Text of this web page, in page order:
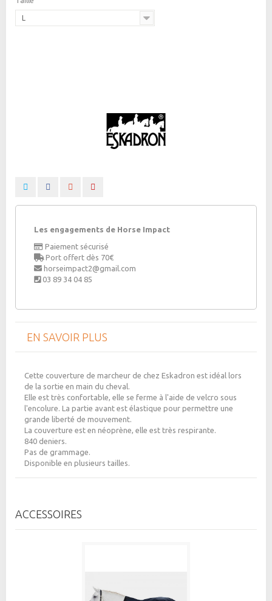
L
Les engagements de Horse Impact
Paiement sécurisé
Port offert dès 70€
horseimpact2@gmail.com
03 89 34 04 85
EN SAVOIR PLUS
Cette couverture de marcheur de chez Eskadron est idéal lors
de la sortie en main du cheval.
Elle est très confortable, elle se ferme à l'aide de velcro sous
l'encolure. La partie avant est élastique pour permettre une
grande liberté de mouvement.
La couverture est en néoprène, elle est très respirante.
840 deniers.
Pas de grammage.
Disponible en plusieurs tailles.
ACCESSOIRES